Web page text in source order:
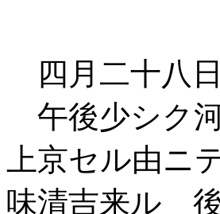
四月二十
午後少シク
上京セル由
味清吉来ル